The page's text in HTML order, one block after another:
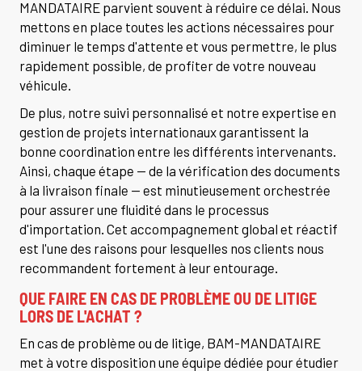
MANDATAIRE parvient souvent à réduire ce délai. Nous
mettons en place toutes les actions nécessaires pour
diminuer le temps d'attente et vous permettre, le plus
rapidement possible, de profiter de votre nouveau
véhicule.
De plus, notre suivi personnalisé et notre expertise en
gestion de projets internationaux garantissent la
bonne coordination entre les différents intervenants.
Ainsi, chaque étape — de la vérification des documents
à la livraison finale — est minutieusement orchestrée
pour assurer une fluidité dans le processus
d'importation. Cet accompagnement global et réactif
est l'une des raisons pour lesquelles nos clients nous
recommandent fortement à leur entourage.
QUE FAIRE EN CAS DE PROBLÈME OU DE LITIGE
LORS DE L'ACHAT ?
En cas de problème ou de litige, BAM-MANDATAIRE
met à votre disposition une équipe dédiée pour étudier